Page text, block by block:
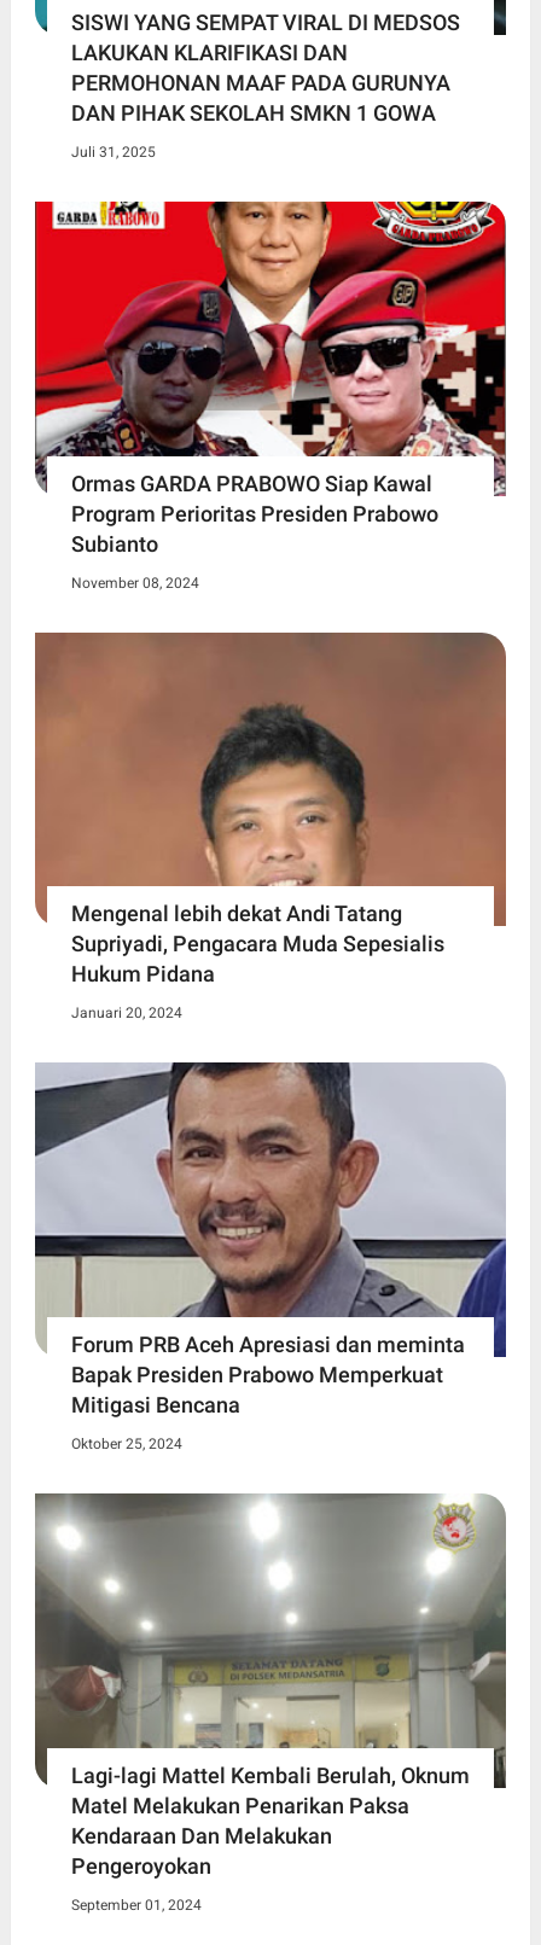
SISWI YANG SEMPAT VIRAL DI MEDSOS
LAKUKAN KLARIFIKASI DAN
PERMOHONAN MAAF PADA GURUNYA
DAN PIHAK SEKOLAH SMKN 1 GOWA
Juli 31, 2025
Ormas GARDA PRABOWO Siap Kawal
Program Perioritas Presiden Prabowo
Subianto
November 08, 2024
Mengenal lebih dekat Andi Tatang
Supriyadi, Pengacara Muda Sepesialis
Hukum Pidana
Januari 20, 2024
Forum PRB Aceh Apresiasi dan meminta
Bapak Presiden Prabowo Memperkuat
Mitigasi Bencana
Oktober 25, 2024
Lagi-lagi Mattel Kembali Berulah, Oknum
Matel Melakukan Penarikan Paksa
Kendaraan Dan Melakukan
Pengeroyokan
September 01, 2024